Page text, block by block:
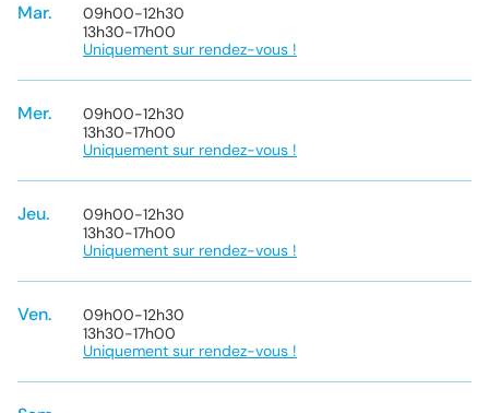
Mar. 09h00-12h30
13h30-17h00
Uniquement sur rendez-vous !
Mer. 09h00-12h30
13h30-17h00
Uniquement sur rendez-vous !
Jeu. 09h00-12h30
13h30-17h00
Uniquement sur rendez-vous !
Ven. 09h00-12h30
13h30-17h00
Uniquement sur rendez-vous !